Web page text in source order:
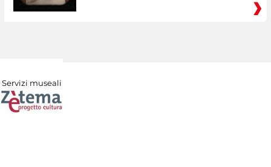
Servizi museali